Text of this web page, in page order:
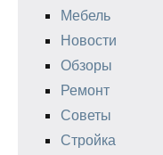
Мебель
Новости
Обзоры
Ремонт
Советы
Стройка